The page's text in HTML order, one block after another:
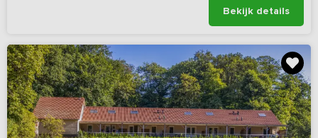
Bekijk details